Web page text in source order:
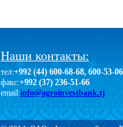
Наши контакты:
тел:+992 (44) 600-68-68, 600-53-
факс:+992 (37) 236-51-66
email:info@agroinvestbank.tj